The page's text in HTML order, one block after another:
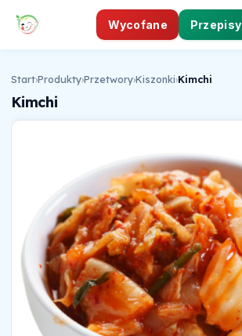
Wycofane Przepisy
Start›Produkty›Przetwory›Kiszonki›Kimchi
Kimchi